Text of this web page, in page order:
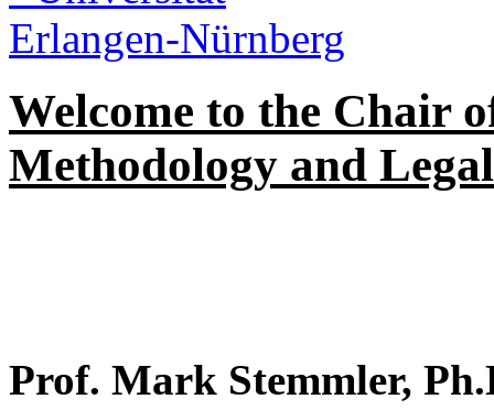
Welcome to the Chair
Methodology and
Prof. Mark Stemmler,